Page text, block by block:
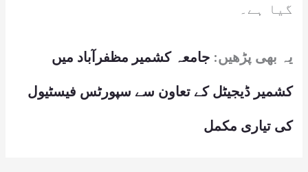
گیا ہے۔
یہ بھی پڑھیں: جامعہ کشمیر مظفرآباد میں
کشمیر ڈیجیٹل کے تعاون سے سپورٹس فیسٹیول
کی تیاری مکمل